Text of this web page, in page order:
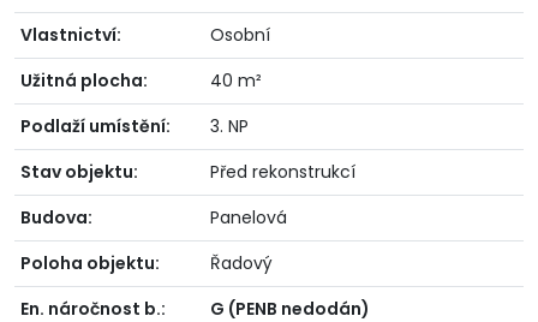
Vlastnictví:
Osobní
Užitná plocha:
40 m²
Podlaží umístění:
3. NP
Stav objektu:
Před rekonstrukcí
Budova:
Panelová
Poloha objektu:
Řadový
En. náročnost b.:
G (PENB nedodán)